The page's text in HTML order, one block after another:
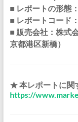
■ レポートの形態
■ レポートコード
■ 販売会社：株式
京都港区新橋）
★ 本レポートに関
https://